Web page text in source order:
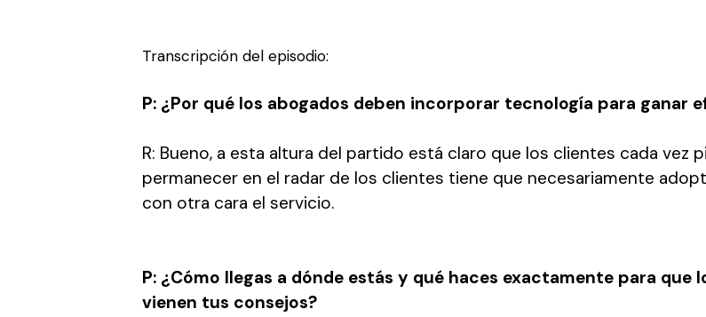
Transcripción del episodio:
P: ¿Por qué los abogados deben incorporar tecnología para ganar
R: Bueno, a esta altura del partido está claro que los clientes cada vez
permanecer en el radar de los clientes tiene que necesariamente
con otra cara el servicio.
P: ¿Cómo llegas a dónde estás y qué haces exactamente para
vienen tus consejos?